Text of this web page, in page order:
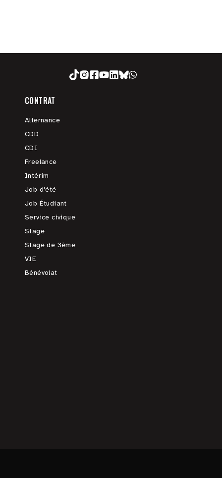
CONTRAT
Alternance
CDD
CDI
Freelance
Intérim
Job d'été
Job Étudiant
Service civique
Stage
Stage de 3ème
VIE
Bénévolat